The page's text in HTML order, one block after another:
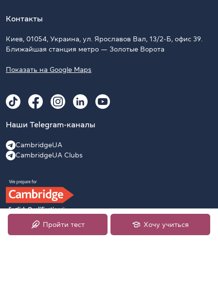
Контакты
Киев, 01054, Украина, ул. Ярославов Вал, 13/2-Б, офис 39.
Ближайшая станция метро — Золотые Ворота
Показать на Google Maps
Наши Telegram-каналы
CambridgeUA
CambridgeUA Clubs
Пройти тест Хочу учиться